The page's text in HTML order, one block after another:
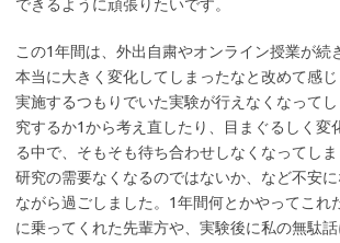
できるように頑張りたいです。
この1年間は、外出自粛やオンライン授業が続
本当に大きく変化してしまったなと改めて感
実施するつもりでいた実験が行えなくなって
究するか1から考え直したり、目まぐるしく変
る中で、そもそも待ち合わせしなくなってし
研究の需要なくなるのではないか、など不安
ながら過ごしました。1年間何とかやってこれ
に乗ってくれた先輩方や、実験後に私の無駄